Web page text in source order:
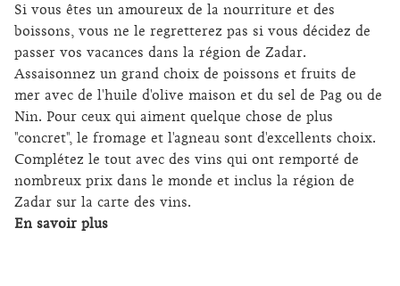
Si vous êtes un amoureux de la nourriture et des
boissons, vous ne le regretterez pas si vous décidez de
passer vos vacances dans la région de Zadar.
Assaisonnez un grand choix de poissons et fruits de
mer avec de l'huile d'olive maison et du sel de Pag ou de
Nin. Pour ceux qui aiment quelque chose de plus
"concret", le fromage et l'agneau sont d'excellents choix.
Complétez le tout avec des vins qui ont remporté de
nombreux prix dans le monde et inclus la région de
Zadar sur la carte des vins.
En savoir plus